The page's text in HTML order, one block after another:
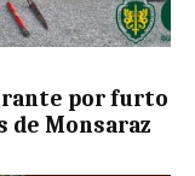
por furto
de Monsaraz